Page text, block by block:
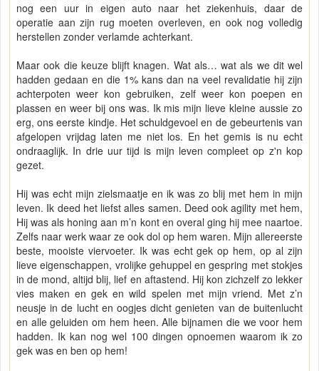
nog een uur in eigen auto naar het ziekenhuis, daar de
operatie aan zijn rug moeten overleven, en ook nog volledig
herstellen zonder verlamde achterkant.
Maar ook die keuze blijft knagen. Wat als… wat als we dit wel
hadden gedaan en die 1% kans dan na veel revalidatie hij zijn
achterpoten weer kon gebruiken, zelf weer kon poepen en
plassen en weer bij ons was. Ik mis mijn lieve kleine aussie zo
erg, ons eerste kindje. Het schuldgevoel en de gebeurtenis van
afgelopen vrijdag laten me niet los. En het gemis is nu echt
ondraaglijk. In drie uur tijd is mijn leven compleet op z'n kop
gezet.
Hij was echt mijn zielsmaatje en ik was zo blij met hem in mijn
leven. Ik deed het liefst alles samen. Deed ook agility met hem,
Hij was als honing aan m’n kont en overal ging hij mee naartoe.
Zelfs naar werk waar ze ook dol op hem waren. Mijn allereerste
beste, mooiste viervoeter. Ik was echt gek op hem, op al zijn
lieve eigenschappen, vrolijke gehuppel en gespring met stokjes
in de mond, altijd blij, lief en aftastend. Hij kon zichzelf zo lekker
vies maken en gek en wild spelen met mijn vriend. Met z’n
neusje in de lucht en oogjes dicht genieten van de buitenlucht
en alle geluiden om hem heen. Alle bijnamen die we voor hem
hadden. Ik kan nog wel 100 dingen opnoemen waarom ik zo
gek was en ben op hem!